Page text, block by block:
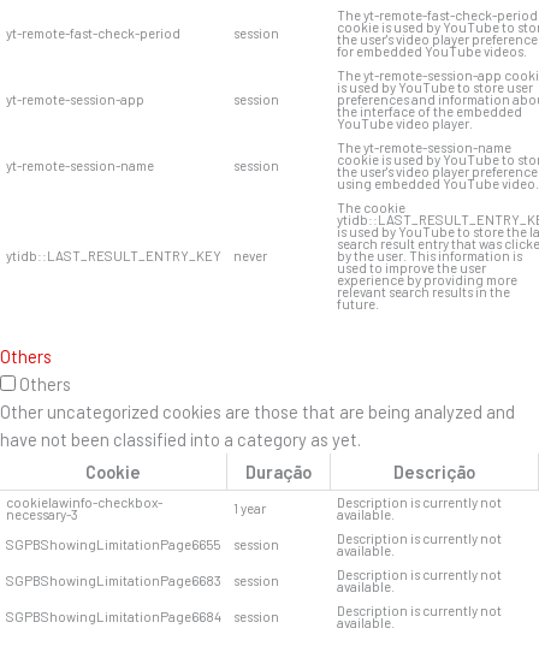
yt-remote-fast-check-period session
The yt-remote-fast-check-period
cookie is used by YouTube to
the user's video player
for embedded YouTube videos.
yt-remote-session-app session
The yt-remote-session-app
is used by YouTube to store user
preferences and information
the interface of the embedded
YouTube video player.
yt-remote-session-name session
The yt-remote-session-name
cookie is used by YouTube to
the user's video player
using embedded YouTube video.
ytidb::LAST_RESULT_ENTRY_KEY never
The cookie
is used by YouTube to store the
search result entry that was
by the user. This information is
used to improve the user
experience by providing more
relevant search results in the
future.
Others
Others
Other uncategorized cookies are those that are being analyzed and
have not been classified into a category as yet.
Cookie
Duração Descrição
cookielawinfo-checkbox-
necessary-3 1 year Description is currently not
available.
SGPBShowingLimitationPage6655
session Description is currently not
available.
SGPBShowingLimitationPage6683
session Description is currently not
available.
SGPBShowingLimitationPage6684
session Description is currently not
available.